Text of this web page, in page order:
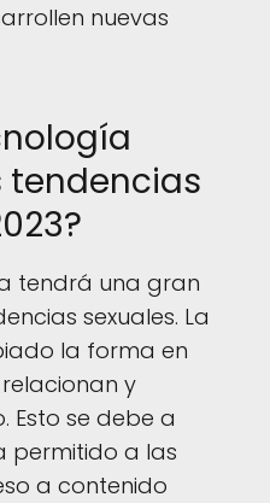
nuevas
tendencias
tendrá una gran
sexuales. La
la forma en
y
Esto se debe a
permitido a las
a contenido